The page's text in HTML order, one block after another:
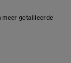
meer getailleerde